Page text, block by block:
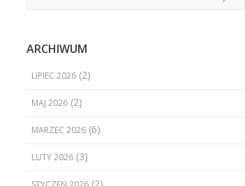
ARCHIWUM
LIPIEC 2026(2)
MAJ 2026(2)
MARZEC 2026(6)
LUTY 2026(3)